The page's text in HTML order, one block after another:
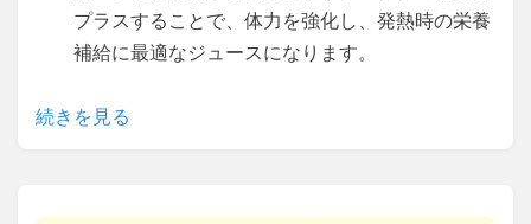
プラスすることで、体力を強化し、発熱時の栄養
補給に最適なジュースになります。
続きを見る